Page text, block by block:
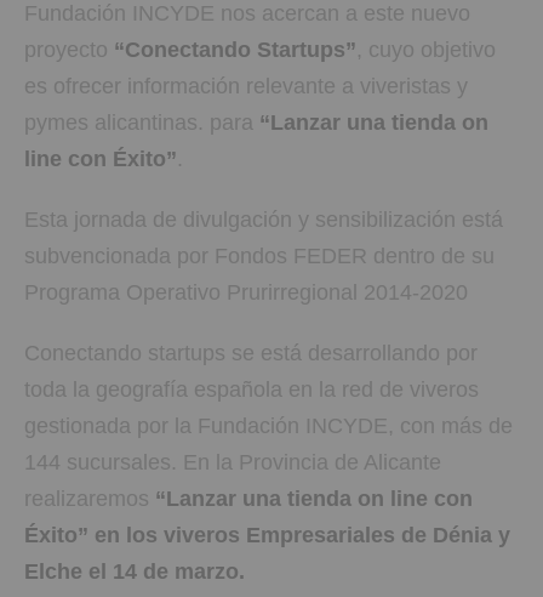
Fundación INCYDE nos acercan a este nuevo
proyecto “Conectando Startups”, cuyo objetivo
es ofrecer información relevante a viveristas y
pymes alicantinas. para “Lanzar una tienda on
line con Éxito”.
Esta jornada de divulgación y sensibilización está
subvencionada por Fondos FEDER dentro de su
Programa Operativo Prurirregional 2014-2020
Conectando startups se está desarrollando por
toda la geografía española en la red de viveros
gestionada por la Fundación INCYDE, con más de
144 sucursales. En la Provincia de Alicante
realizaremos “Lanzar una tienda on line con
Éxito” en los viveros Empresariales de Dénia y
Elche el 14 de marzo.